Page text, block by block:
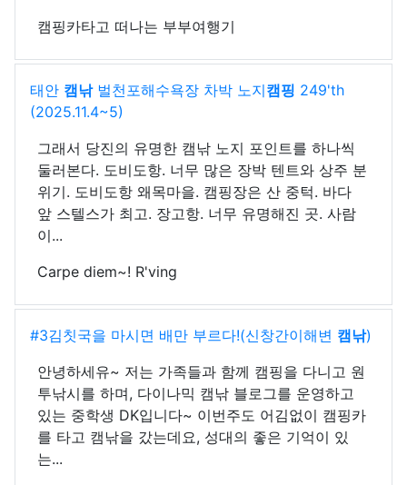
캠핑카타고 떠나는 부부여행기
태안 캠낚벌천포해수욕장 차박 노지캠핑 249'th
(2025.11.4~5)
그래서 당진의 유명한 캠낚 노지 포인트를 하나씩
둘러본다. 도비도항. 너무 많은 장박 텐트와 상주 분
위기. 도비도항 왜목마을. 캠핑장은 산 중턱. 바다
앞 스텔스가 최고. 장고항. 너무 유명해진 곳. 사람
이...
Carpe diem~! R'ving
#3김칫국을 마시면 배만 부르다!(신창간이해변 캠낚)
안녕하세유~ 저는 가족들과 함께 캠핑을 다니고 원
투낚시를 하며, 다이나믹 캠낚 블로그를 운영하고
있는 중학생 DK입니다~ 이번주도 어김없이 캠핑카
를 타고 캠낚을 갔는데요, 성대의 좋은 기억이 있
는...